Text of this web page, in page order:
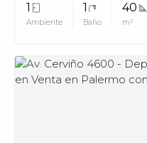
1
Ambiente
1
Baño
40
m²
MUV